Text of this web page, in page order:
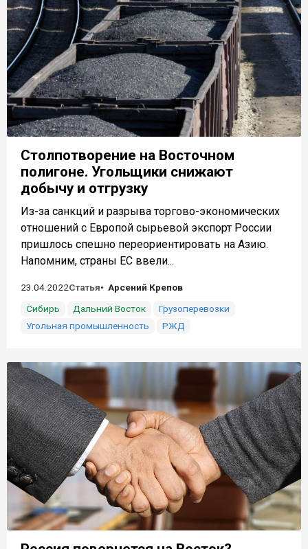
Столпотворение на Восточном
полигоне. Угольщики снижают
добычу и отгрузку
Из-за санкций и разрыва торгово-экономических
отношений с Европой сырьевой экспорт России
пришлось спешно переориентировать на Азию.
Напомним, страны ЕС ввели...
23.04.2022Статья
Арсений Крепов
Сибирь
Дальний Восток
Грузоперевозки
Угольная промышленность
РЖД